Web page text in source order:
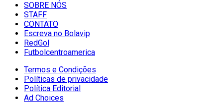
SOBRE NÓS
STAFF
CONTATO
Escreva no Bolavip
RedGol
Futbolcentroamerica
Termos e Condições
Políticas de privacidade
Política Editorial
Ad Choices